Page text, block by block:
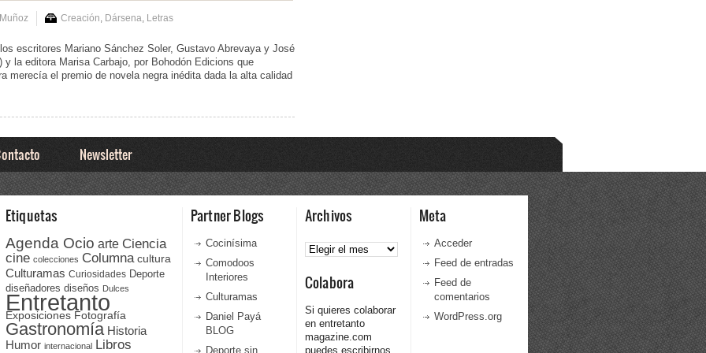
Creación Dársena Letras
escritores Mariano Sánchez Soler, Gustavo Abrevaya y José
la editora Marisa Carbajo, por Bohodón Edicions que
merecía el premio de novela negra inédita dada la alta calidad
Newsletter
Etiquetas
Agenda Ocio arte Ciencia
cine colecciones Columna cultura
Culturamas Curiosidades Deporte
diseñadores diseños Dulces
Entretanto
Exposiciones Fotografía
Gastronomía Historia
Humor internacional Libros
Partner Blogs
Cocinísima
Comodoos
Interiores
Culturamas
Daniel Payá
BLOG
Deporte sin
Archivos
Archivos
Colabora
Si quieres colaborar
en entretanto
magazine.com
puedes escribirnos
Meta
Acceder
Feed de entradas
Feed de
comentarios
WordPress.org